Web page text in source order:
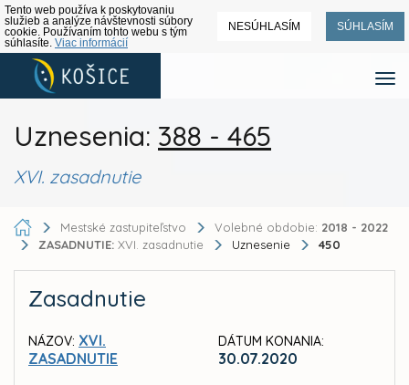
Tento web používa k poskytovaniu
služieb a analýze návštevnosti súbory
cookie. Používaním tohto webu s tým
súhlasíte. Viac informácií
NESÚHLASÍM SÚHLASÍM
Uznesenia: 388 - 465
XVI. zasadnutie
Mestské zastupiteľstvo Volebné obdobie: 2018 - 2022
ZASADNUTIE: XVI. zasadnutie Uznesenie 450
Zasadnutie
NÁZOV: XVI.
ZASADNUTIE
DÁTUM KONANIA:
30.07.2020